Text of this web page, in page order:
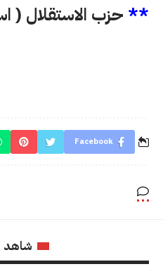
** حزب الاستقلال (
Facebook
شاهد